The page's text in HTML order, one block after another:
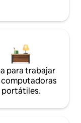
para trabajar
portátiles.